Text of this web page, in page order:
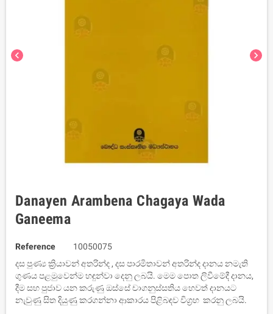
chevron_left chevron_right
Danayen Arambena Chagaya Wada
Ganeema
Reference
10050075
දස පුණ්‍ය ක්‍රියාවන් අතරින්ද , දස පාරමිතාවන් අතරින්ද දානය නමැති
ගුණය පළමුවෙන්ම හඳුන්වා දෙනු ලබයි. මෙම පොත ලිවීමේදී දානය,
දීම සහ පුජාව යන කරුණු ඔස්සේ චාගනුස්සතිය හෙවත් දානයට
නැවුණු සිත දියුණු කරගන්නා ආකාරය පිළිබඳව විග්‍රහ කරනු ලබයි.